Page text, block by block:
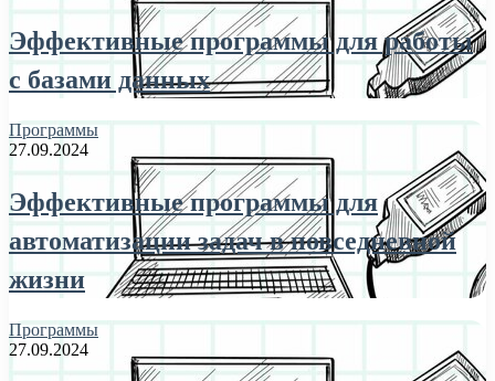
Эффективные программы для работы
с базами данных
Программы
27.09.2024
Эффективные программы для
автоматизации задач в повседневной
жизни
Программы
27.09.2024